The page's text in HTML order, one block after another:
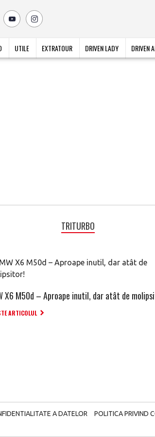
UTILE EXTRATOUR DRIVEN LADY DRIVEN
TRITURBO
X6 M50d – Aproape inutil, dar atât de
ARTICOLUL
A DATELOR POLITICA PRIVIND